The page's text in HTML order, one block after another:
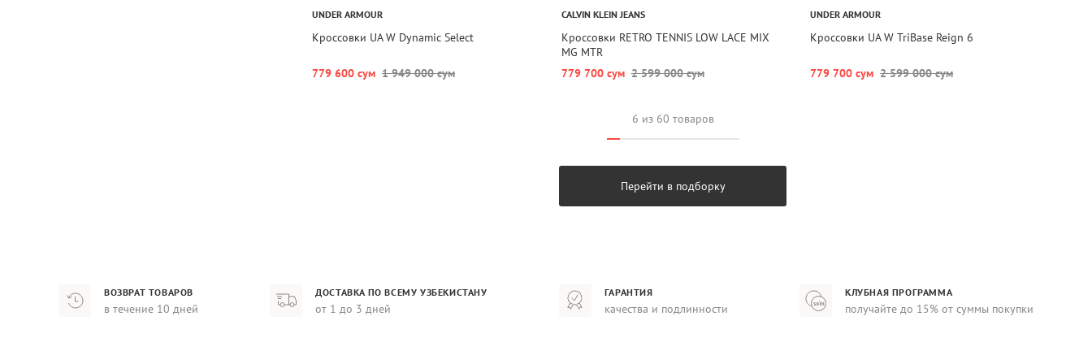
UNDER ARMOUR
Кроссовки UA W Dynamic Select
779 600 сум 1 949 000 сум
CALVIN KLEIN JEANS
Кроссовки RETRO TENNIS LOW LACE MIX
MG MTR
779 700 сум 2 599 000 сум
UNDER ARMOUR
Кроссовки UA W TriBase Reign 6
779 700 сум 2 599 000 сум
6 из 60 товаров
Перейти в подборку
ВОЗВРАТ ТОВАРОВ
в течение 10 дней
ДОСТАВКА ПО ВСЕМУ УЗБЕКИСТАНУ
от 1 до 3 дней
ГАРАНТИЯ
качества и подлинности
КЛУБНАЯ ПРОГРАММА
получайте до 15% от суммы покупки